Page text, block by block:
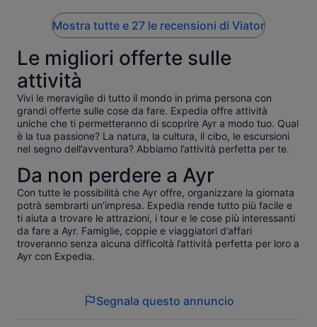
Mostra tutte e 27 le recensioni di Viator
Le migliori offerte sulle
attività
Vivi le meraviglie di tutto il mondo in prima persona con
grandi offerte sulle cose da fare. Expedia offre attività
uniche che ti permetteranno di scoprire Ayr a modo tuo. Qual
è la tua passione? La natura, la cultura, il cibo, le escursioni
nel segno dell’avventura? Abbiamo l’attività perfetta per te.
Da non perdere a Ayr
Con tutte le possibilità che Ayr offre, organizzare la giornata
potrà sembrarti un’impresa. Expedia rende tutto più facile e
ti aiuta a trovare le attrazioni, i tour e le cose più interessanti
da fare a Ayr. Famiglie, coppie e viaggiatori d’affari
troveranno senza alcuna difficoltà l’attività perfetta per loro a
Ayr con Expedia.
Segnala questo annuncio